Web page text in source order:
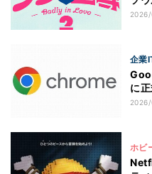
上
企業
に
ホビ